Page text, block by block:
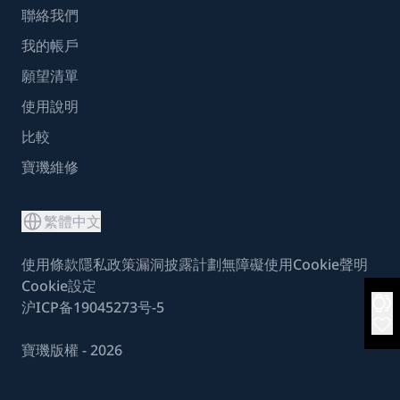
聯絡我們
我的帳戶
願望清單
使用說明
比較
寶璣維修
繁體中文
使用條款隱私政策漏洞披露計劃無障礙使用Cookie聲明
Cookie設定
沪ICP备19045273号-5
寶璣版權 - 2026